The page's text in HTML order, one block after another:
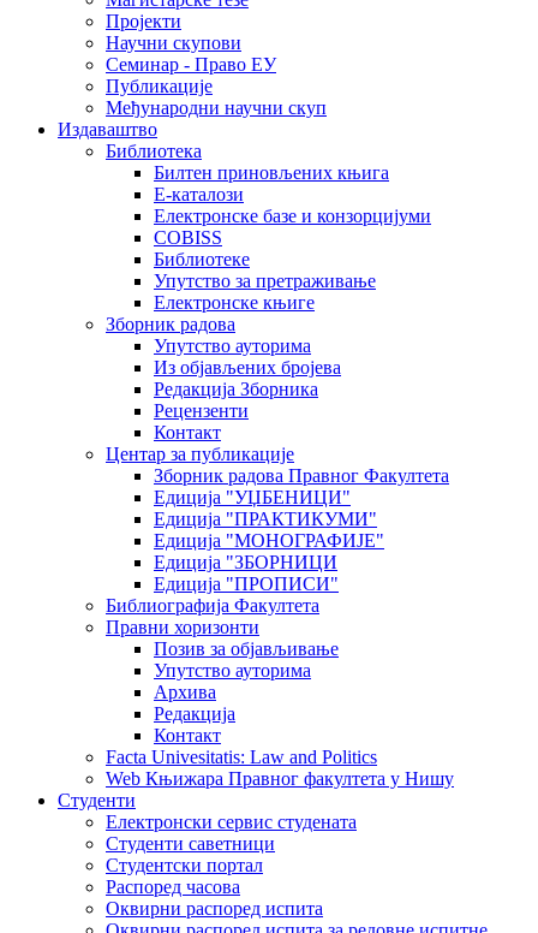
Пројекти
Научни скупови
Семинар - Право ЕУ
Публикације
Међународни научни скуп
Издаваштво
Библиотека
Билтен приновљених књига
Е-каталози
Електронске базе и конзорцијуми
COBISS
Библиотеке
Упутство за претраживање
Електронске књиге
Зборник радова
Упутство ауторима
Из објављених бројева
Редакција Зборника
Рецензенти
Контакт
Центар за публикације
Зборник радова Правног Факултета
Едиција "УЏБЕНИЦИ"
Едиција "ПРАКТИКУМИ"
Едиција "МОНОГРАФИЈЕ"
Едиција "ЗБОРНИЦИ
Едиција "ПРОПИСИ"
Библиографија Факултета
Правни хоризонти
Позив за објављивање
Упутство ауторима
Архива
Редакција
Контакт
Facta Univesitatis: Law and Politics
Web Књижара Правног факултета у Нишу
Студенти
Електронски сервис студената
Студенти саветници
Студентски портал
Распоред часова
Оквирни распоред испита